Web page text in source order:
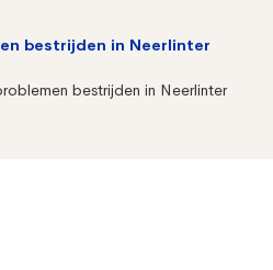
bestrijden in Neerlinter
bestrijden in Neerlinter